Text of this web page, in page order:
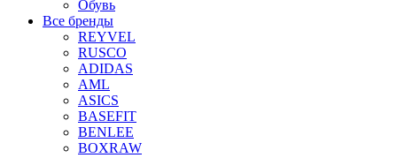
Обувь
Все бренды
REYVEL
RUSCO
ADIDAS
AML
ASICS
BASEFIT
BENLEE
BOXRAW